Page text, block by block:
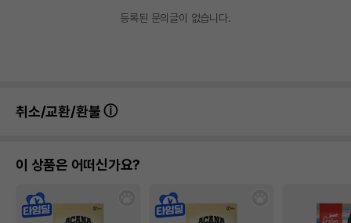
등록된 문의글이 없습니다.
취소/교환/환불
이 상품은 어떠신가요?